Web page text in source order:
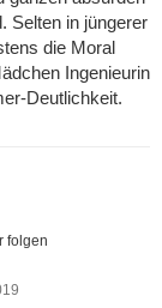
Selten in jüngerer
die Moral
Ingenieurin
Deutlichkeit.
folgen